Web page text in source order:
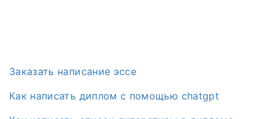
Заказать написание эссе
Как написать диплом с помощью chatgpt